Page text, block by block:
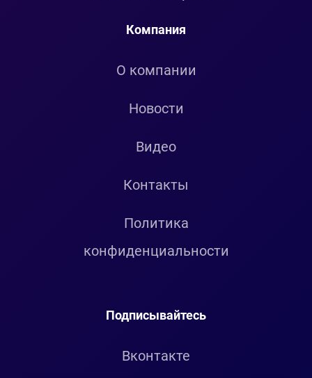
Компания
О компании
Новости
Видео
Контакты
Политика
конфиденциальности
Подписывайтесь
Вконтакте